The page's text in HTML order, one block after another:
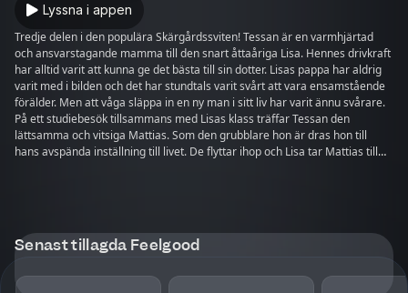
Lyssna i appen
Tredje delen i den populära Skärgårdssviten! Tessan är en varmhjärtad
och ansvarstagande mamma till den snart åttaåriga Lisa. Hennes drivkraft
har alltid varit att kunna ge det bästa till sin dotter. Lisas pappa har aldrig
varit med i bilden och det har stundtals varit svårt att vara ensamstående
förälder. Men att våga släppa in en ny man i sitt liv har varit ännu svårare.
På ett studiebesök tillsammans med Lisas klass träffar Tessan den
lättsamma och vitsiga Mattias. Som den grubblare hon är dras hon till
hans avspända inställning till livet. De flyttar ihop och Lisa tar Mattias till
tvivlen fattar tag i Tessan. Har allting kanske gått lite för fort? Är Mattias
verkligen den rätte för henne och Lisa? Och när Lisas pappa Rafael dyker
Senast tillagda Feelgood